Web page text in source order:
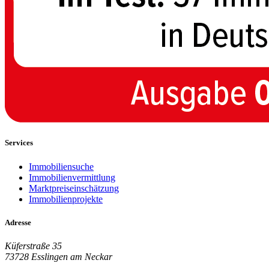
Services
Immobiliensuche
Immobilienvermittlung
Marktpreiseinschätzung
Immobilienprojekte
Adresse
Küferstraße 35
73728 Esslingen am Neckar